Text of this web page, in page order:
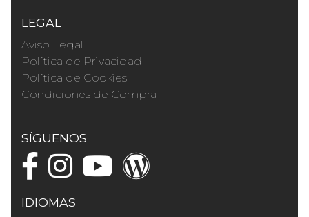
LEGAL
Aviso Legal
Política de Privacidad
Política de Cookies
Condiciones de Compra
SÍGUENOS
IDIOMAS